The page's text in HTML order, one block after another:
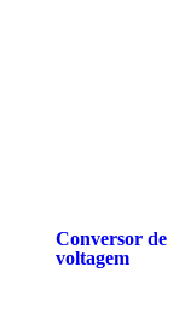
Conversor de
voltagem